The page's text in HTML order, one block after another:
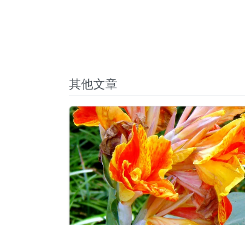
其他文章